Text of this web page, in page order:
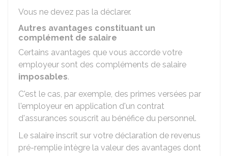
Vous ne devez pas la déclarer.
Autres avantages constituant un
complément de salaire
Certains avantages que vous accorde votre
employeur sont des compléments de salaire
imposables.
C'est le cas, par exemple, des primes versées par
l'employeur en application d'un contrat
d'assurances souscrit au bénéfice du personnel.
Le salaire inscrit sur votre déclaration de revenus
pré-remplie intègre la valeur des avantages dont